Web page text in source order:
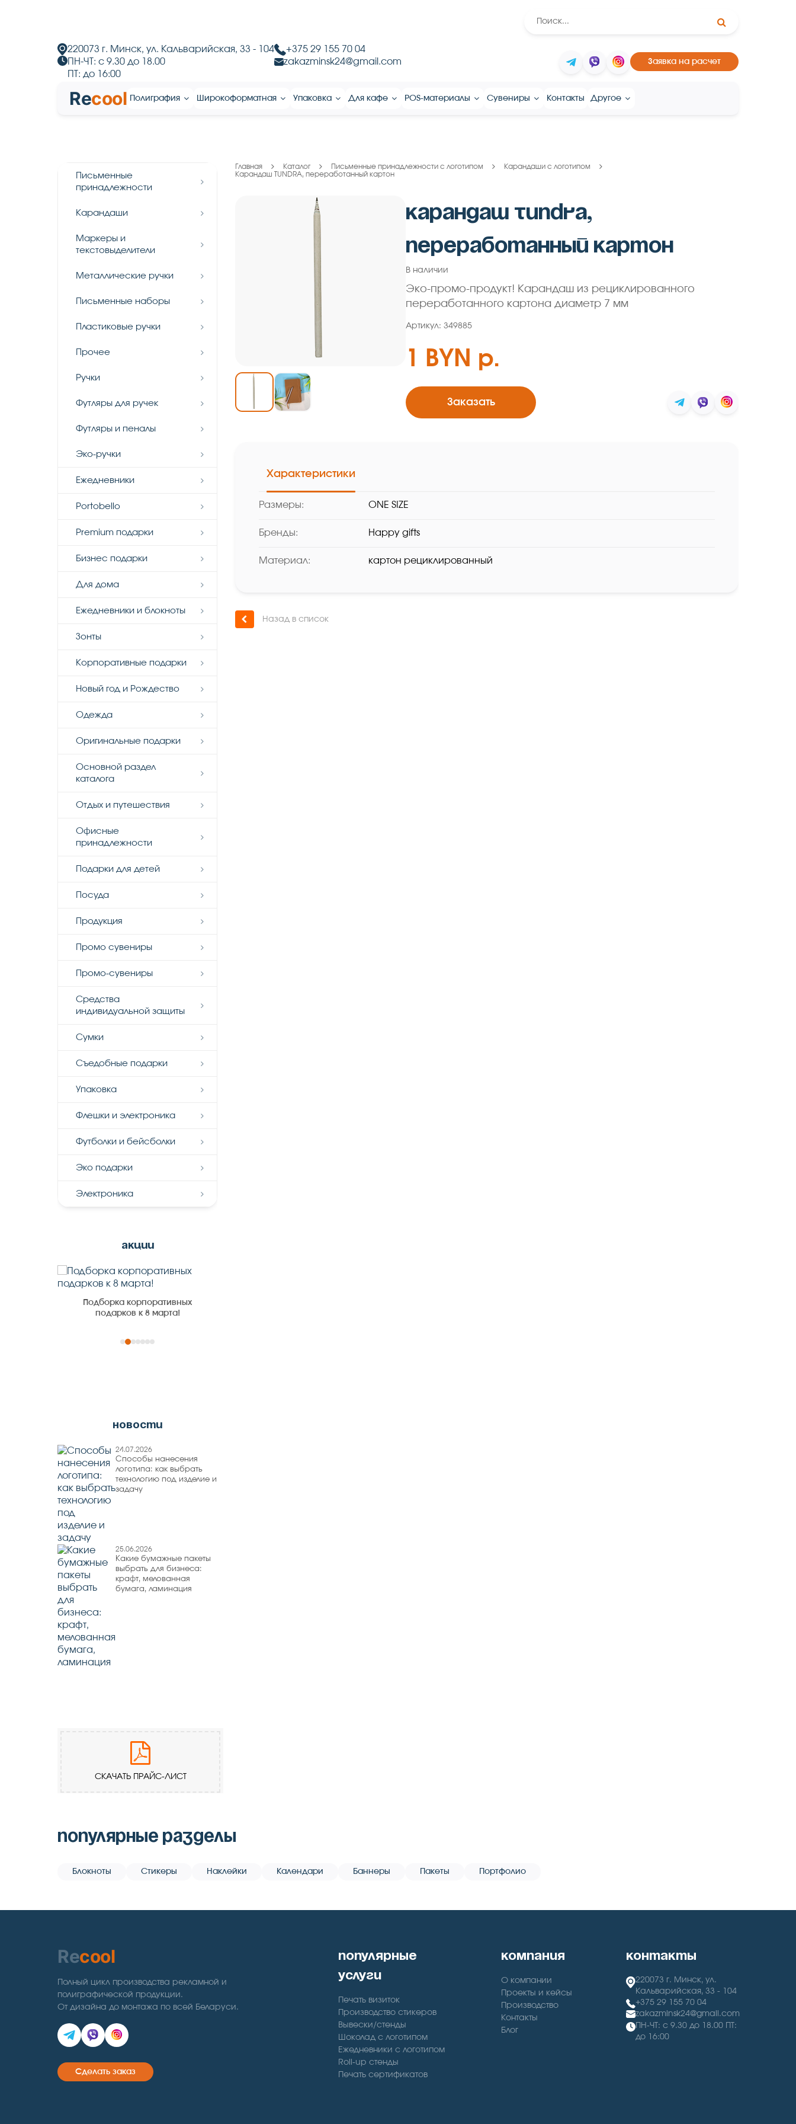
220073 г. Минск, ул. Кальварийская, 33 - 104
ПН-ЧТ: с 9.30 до 18.00
ПТ: до 16:00
+375 29 155 70 04
zakazminsk24@gmail.com
Заявка на расчет
Recool Полиграфия Широкоформатная Упаковка Для кафе POS-материалы Сувениры Контакты Другое
Письменные
принадлежности
Карандаши
Маркеры и
текстовыделители
Металлические ручки
Письменные наборы
Пластиковые ручки
Прочее
Ручки
Футляры для ручек
Футляры и пеналы
Эко-ручки
Ежедневники
Portobello
Premium подарки
Бизнес подарки
Для дома
Ежедневники и блокноты
Зонты
Корпоративные подарки
Новый год и Рождество
Одежда
Оригинальные подарки
Основной раздел
каталога
Отдых и путешествия
Офисные
принадлежности
Подарки для детей
Посуда
Продукция
Промо сувениры
Промо-сувениры
Средства
индивидуальной защиты
Сумки
Съедобные подарки
Упаковка
Флешки и электроника
Футболки и бейсболки
Эко подарки
Электроника
акции
Подборка корпоративных
подарков к 8 марта!
новости
24.07.2026
Способы нанесения
логотипа: как выбрать
технологию под изделие и
задачу
25.06.2026
Какие бумажные пакеты
выбрать для бизнеса:
крафт, мелованная
бумага, ламинация
СКАЧАТЬ ПРАЙС-ЛИСТ
Главная Каталог Письменные принадлежности с логотипом
Карандаши с логотипом
Карандаш TUNDRA, переработанный картон
Карандаш TUNDRA,
переработанный картон
В наличии
Эко-промо-продукт! Карандаш из рециклированного
переработанного картона диаметр 7 мм
Артикул: 349885
1 BYN р.
Заказать
Характеристики
Размеры: ONE SIZE
Бренды: Happy gifts
Материал: картон рециклированный
Назад в список
популярные разделы
Блокноты Стикеры Наклейки Календари Баннеры Пакеты Портфолио
Recool
Полный цикл производства рекламной и
полиграфической продукции.
От дизайна до монтажа по всей Беларуси.
Сделать заказ
популярные
услуги
Печать визиток
Производство стикеров
Вывески/стенды
Шоколад с логотипом
Ежедневники с логотипом
Roll-up стенды
Печать сертификатов
компания
О компании
Проекты и кейсы
Производство
Контакты
Блог
контакты
220073 г. Минск, ул.
Кальварийская, 33 - 104
+375 29 155 70 04
zakazminsk24@gmail.com
ПН-ЧТ: с 9.30 до 18.00 ПТ:
до 16:00